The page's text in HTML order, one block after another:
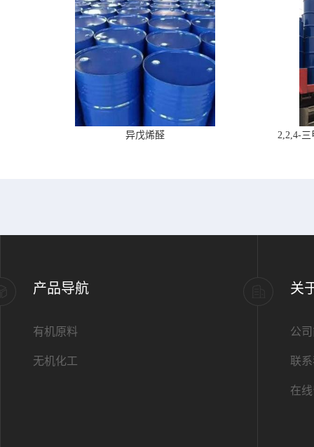
异戊烯醛 2,2,4-
产品导航
有机原料
无机化工
关
公
联
在